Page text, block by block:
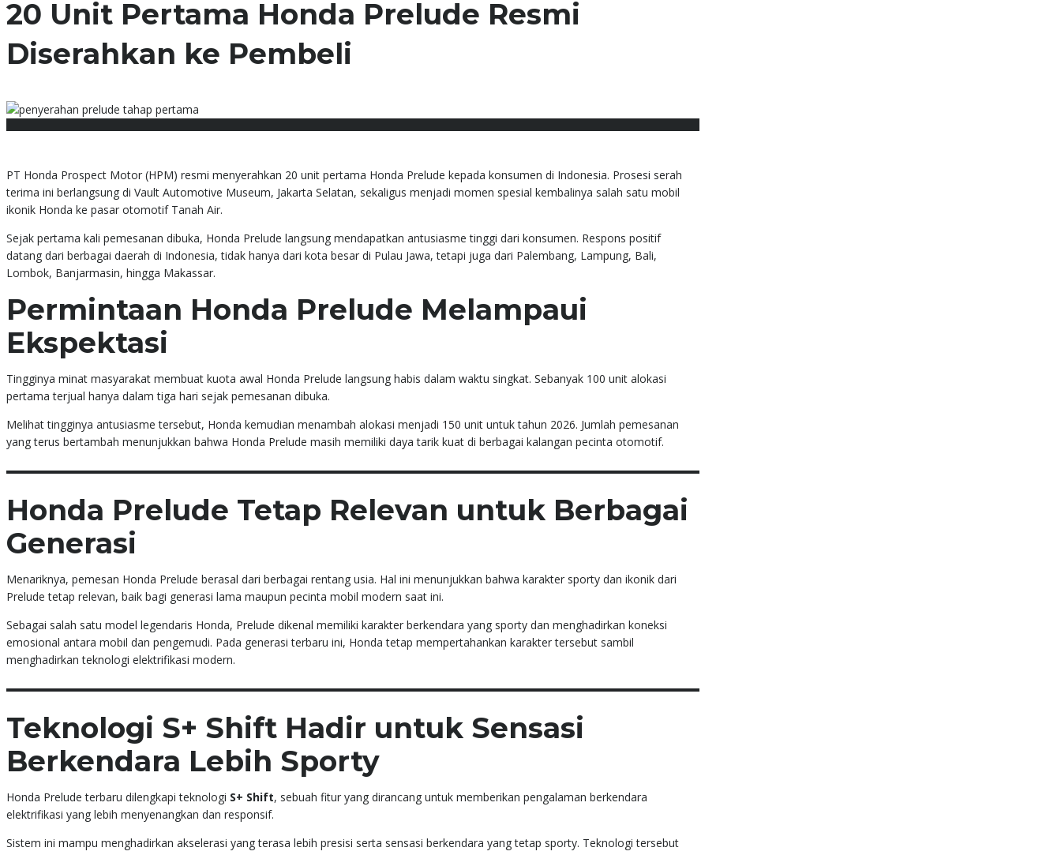
20 Unit Pertama Honda Prelude Resmi
Diserahkan ke Pembeli
PT Honda Prospect Motor (HPM) resmi menyerahkan 20 unit pertama Honda Prelude kepada konsumen di Indonesia. Prosesi serah
terima ini berlangsung di Vault Automotive Museum, Jakarta Selatan, sekaligus menjadi momen spesial kembalinya salah satu mobil
ikonik Honda ke pasar otomotif Tanah Air.
Sejak pertama kali pemesanan dibuka, Honda Prelude langsung mendapatkan antusiasme tinggi dari konsumen. Respons positif
datang dari berbagai daerah di Indonesia, tidak hanya dari kota besar di Pulau Jawa, tetapi juga dari Palembang, Lampung, Bali,
Lombok, Banjarmasin, hingga Makassar.
Permintaan Honda Prelude Melampaui
Ekspektasi
Tingginya minat masyarakat membuat kuota awal Honda Prelude langsung habis dalam waktu singkat. Sebanyak 100 unit alokasi
pertama terjual hanya dalam tiga hari sejak pemesanan dibuka.
Melihat tingginya antusiasme tersebut, Honda kemudian menambah alokasi menjadi 150 unit untuk tahun 2026. Jumlah pemesanan
yang terus bertambah menunjukkan bahwa Honda Prelude masih memiliki daya tarik kuat di berbagai kalangan pecinta otomotif.
Honda Prelude Tetap Relevan untuk Berbagai
Generasi
Menariknya, pemesan Honda Prelude berasal dari berbagai rentang usia. Hal ini menunjukkan bahwa karakter sporty dan ikonik dari
Prelude tetap relevan, baik bagi generasi lama maupun pecinta mobil modern saat ini.
Sebagai salah satu model legendaris Honda, Prelude dikenal memiliki karakter berkendara yang sporty dan menghadirkan koneksi
emosional antara mobil dan pengemudi. Pada generasi terbaru ini, Honda tetap mempertahankan karakter tersebut sambil
menghadirkan teknologi elektrifikasi modern.
Teknologi S+ Shift Hadir untuk Sensasi
Berkendara Lebih Sporty
Honda Prelude terbaru dilengkapi teknologi S+ Shift, sebuah fitur yang dirancang untuk memberikan pengalaman berkendara
elektrifikasi yang lebih menyenangkan dan responsif.
Sistem ini mampu menghadirkan akselerasi yang terasa lebih presisi serta sensasi berkendara yang tetap sporty. Teknologi tersebut